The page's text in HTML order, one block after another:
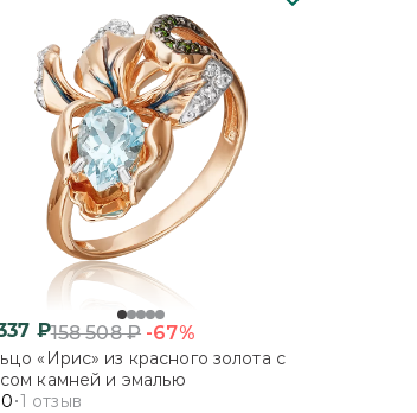
₽158 508₽ -67%
«Ирис» из красного золота с
камней и эмалью
1 отзыв